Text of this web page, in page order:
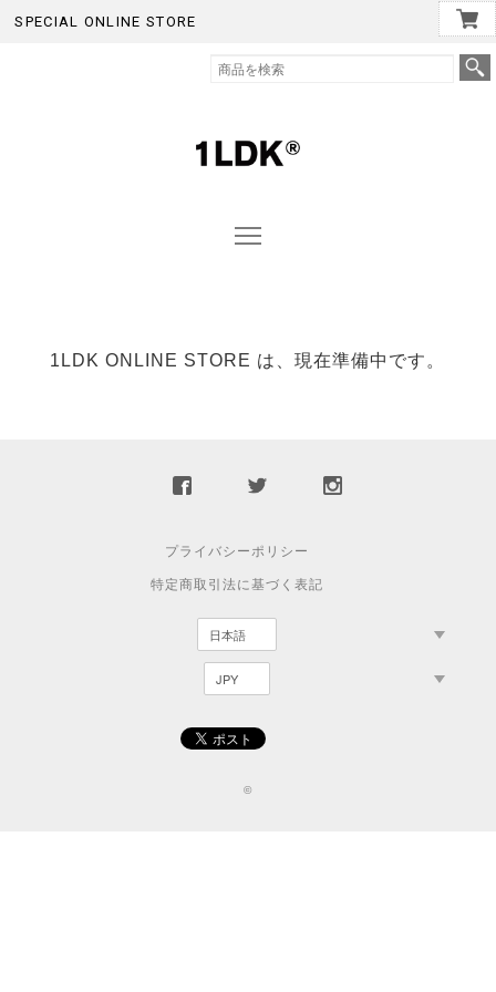
SPECIAL ONLINE STORE
1LDK ONLINE STORE は、現在準備中です。
プライバシーポリシー
特定商取引法に基づく表記
©